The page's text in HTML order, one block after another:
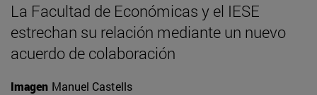
La Facultad de Económicas y el IESE
estrechan su relación mediante un nuevo
acuerdo de colaboración
Imagen Manuel Castells